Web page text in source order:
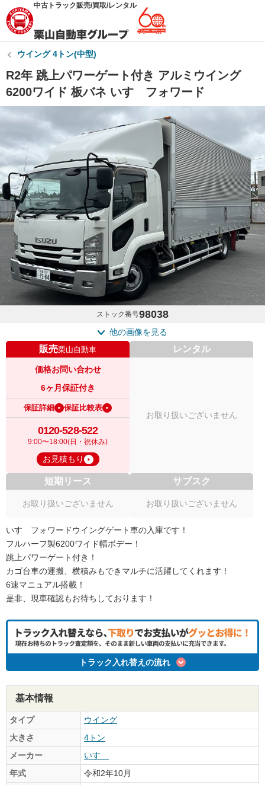
中古トラック販売/買取/レンタル
ウイング 4トン(中型)
R2年 跳上パワーゲート付き アルミウイング
6200ワイド 板バネ いすゞフォワード
ストック番号98038
他の画像を見る
販売栗山自動車
価格お問い合わせ
6ヶ月保証付き
保証詳細 保証比較表
0120-528-522
9:00〜18:00(日・祝休み)
お見積もり
レンタル
お取り扱いございません
短期リース
お取り扱いございません
サブスク
お取り扱いございません
いすゞフォワードウイングゲート車の入庫です！
フルハーフ製6200ワイド幅ボデー！
跳上パワーゲート付き！
カゴ台車の運搬、横積みもできマルチに活躍してくれます！
6速マニュアル搭載！
是非、現車確認もお待ちしております！
トラック入れ替えの流れ
基本情報
タイプ
ウイング
大きさ
4トン
メーカー
いすゞ
年式
令和2年10月